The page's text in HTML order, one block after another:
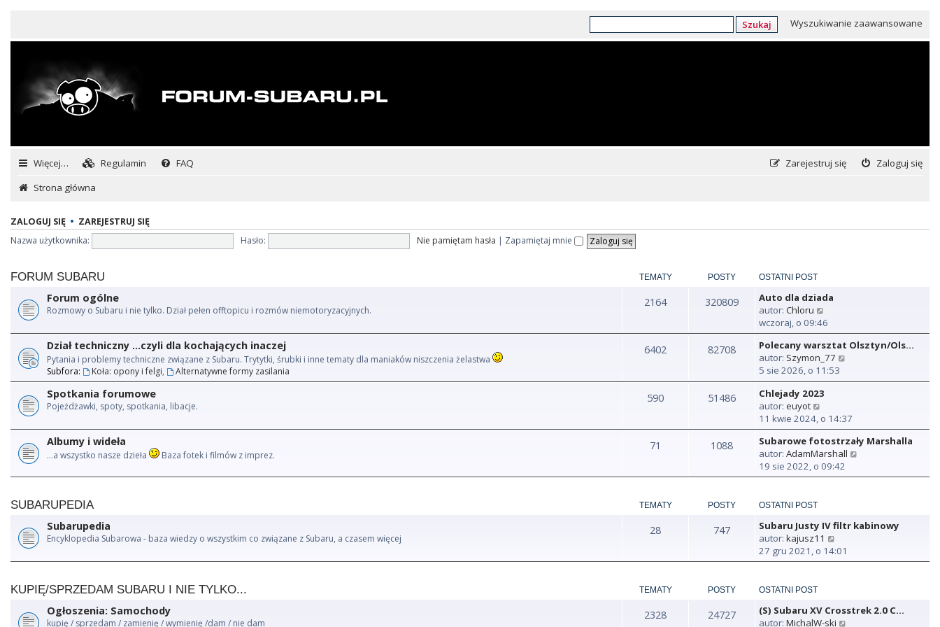
Szukaj Wyszukiwanie zaawansowane
Więcej… Regulamin FAQ Zaloguj się
Zarejestruj się
Strona główna
ZALOGUJ SIĘ • ZAREJESTRUJ SIĘ
Nazwa użytkownika:
Hasło: Nie pamiętam hasła | Zapamiętaj mnie
FORUM SUBARU TEMATY POSTY OSTATNI POST
Forum ogólne
Rozmowy o Subaru i nie tylko. Dział pełen offtopicu i rozmów niemotoryzacyjnych.
2164 320809
Auto dla dziada
autor: Chloru
y
ś
w
i
e
t
a
n
o
w
p
o
s
t
wczoraj, o 09:46
Dział techniczny ...czyli dla kochających inaczej
Pytania i problemy techniczne związane z Subaru. Trytytki, śrubki i inne tematy dla maniaków niszczenia żelastwa
Subfora:
Koła: opony i felgi, Alternatywne formy zasilania
6402 82708
Polecany warsztat Olsztyn/Ols…
autor: Szymon_77
ś
e
t
l
n
s
y
t
5 sie 2026, o 11:53
Spotkania forumowe
Pojeżdżawki, spoty, spotkania, libacje.
590 51486
Chlejady 2023
autor: euyot
y
ś
w
i
e
t
j
n
o
y
p
11 kwie 2024, o 14:37
Albumy i wideła
...a wszystko nasze dzieła Baza fotek i filmów z imprez.
71 1088
Subarowe fotostrzały Marshalla
autor: AdamMarshall
ś
t
a
w
19 sie 2022, o 09:42
SUBARUPEDIA TEMATY POSTY OSTATNI POST
Subarupedia
Encyklopedia Subarowa - baza wiedzy o wszystkim co związane z Subaru, a czasem więcej
28 747
Subaru Justy IV filtr kabinowy
autor: kajusz11
y
ś
t
27 gru 2021, o 14:01
KUPIĘ/SPRZEDAM SUBARU I NIE TYLKO... TEMATY POSTY OSTATNI POST
Ogłoszenia: Samochody
kupię / sprzedam / zamienię / wymienię /dam / nie dam
2328 24727
(S) Subaru XV Crosstrek 2.0 C…
autor: MichalW-ski